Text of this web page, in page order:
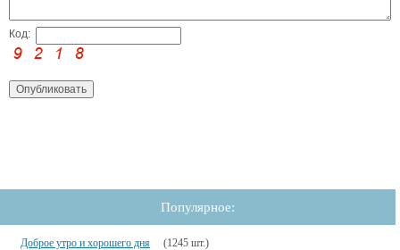
Код:
Популярное:
Доброе утро и хорошего дня (1245 шт.)